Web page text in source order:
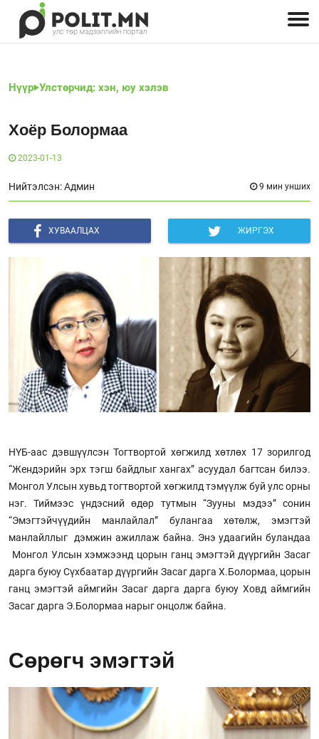
Нүүр Улстөрчид: хэн, юу хэлэв
Хоёр Болормаа
2023-01-13
Нийтэлсэн: Админ 9 мин унших
ХУВААЛЦАХ ЖИРГЭХ
НҮБ-аас дэвшүүлсэн Тогтвортой хөгжилд хөтлөх 17 зорилгод
“Жендэрийн эрх тэгш байдлыг хангах” асуудал багтсан билээ.
Монгол Улсын хувьд тогтвортой хөгжилд тэмүүлж буй улс орны
нэг. Тиймээс үндэсний өдөр тутмын “Зууны мэдээ” сонин
“Эмэгтэйчүүдийн манлайлал” булангаа хөтөлж, эмэгтэй
манлайллыг дэмжин ажиллаж байна. Энэ удаагийн буландаа
Монгол Улсын хэмжээнд цорын ганц эмэгтэй дүүргийн Засаг
дарга буюу Сүхбаатар дүүргийн Засаг дарга Х.Болормаа, цорын
ганц эмэгтэй аймгийн Засаг дарга дарга буюу Ховд аймгийн
Засаг дарга Э.Болормаа нарыг онцолж байна.
Сөрөгч эмэгтэй